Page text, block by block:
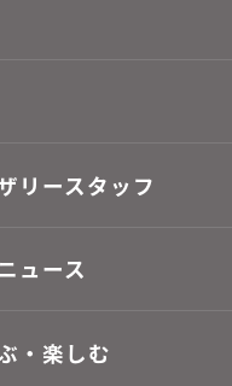
リースタッフ
ュース
・楽しむ